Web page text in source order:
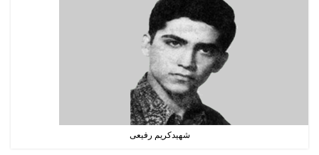
شهیدکریم رفیعی